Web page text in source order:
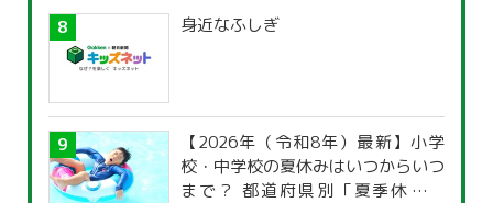
身近なふしぎ
【2026年（令和8年）最新】小学
校・中学校の夏休みはいつからいつ
まで？ 都道府県別「夏季休暇一